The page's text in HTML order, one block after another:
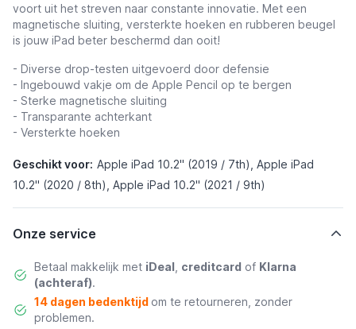
voort uit het streven naar constante innovatie. Met een
magnetische sluiting, versterkte hoeken en rubberen beugel
is jouw iPad beter beschermd dan ooit!
- Diverse drop-testen uitgevoerd door defensie
- Ingebouwd vakje om de Apple Pencil op te bergen
- Sterke magnetische sluiting
- Transparante achterkant
- Versterkte hoeken
Geschikt voor: Apple iPad 10.2" (2019 / 7th), Apple iPad
10.2" (2020 / 8th), Apple iPad 10.2" (2021 / 9th)
Onze service
Betaal makkelijk met iDeal creditcard of Klarna
(achteraf).
14 dagen bedenktijd om te retourneren, zonder
problemen.